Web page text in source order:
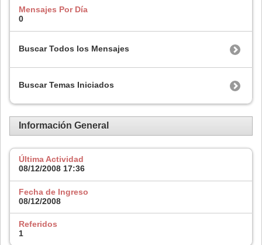
Mensajes Por Día
0
Buscar Todos los Mensajes
Buscar Temas Iniciados
Información General
Última Actividad
08/12/2008 17:36
Fecha de Ingreso
08/12/2008
Referidos
1